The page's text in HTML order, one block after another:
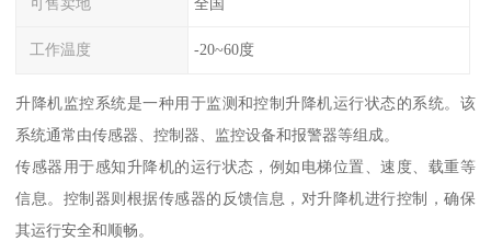
工作温度 -20~60度
升降机监控系统是一种用于监测和控制升降机运行状态的系统。该
系统通常由传感器、控制器、监控设备和报警器等组成。
传感器用于感知升降机的运行状态，例如电梯位置、速度、载重等
信息。控制器则根据传感器的反馈信息，对升降机进行控制，确保
其运行安全和顺畅。